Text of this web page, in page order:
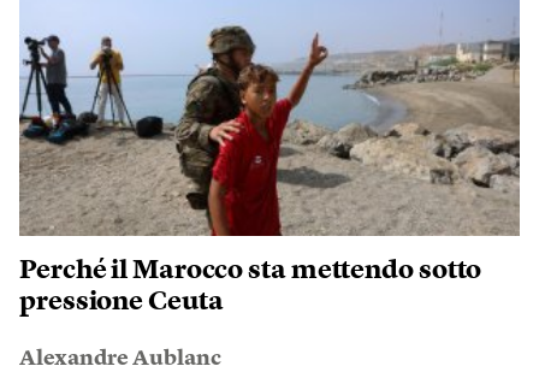
Perché il Marocco sta mettendo sotto
pressione Ceuta
Alexandre Aublanc